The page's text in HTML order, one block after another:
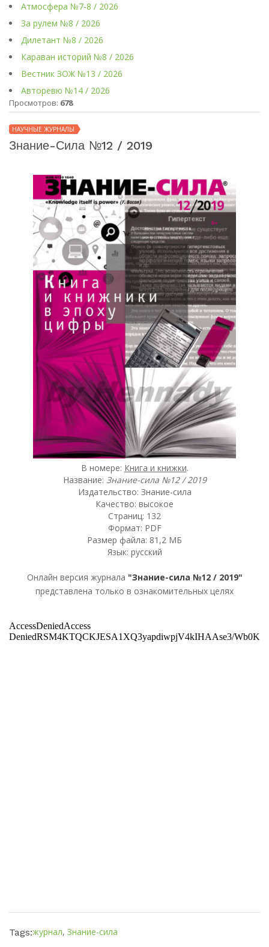
Атмосфера №7-8 / 2026
За рулем №8 / 2026
Дилетант №8 / 2026
Караван историй №8 / 2026
Вестник ЗОЖ №13 / 2026
Авторевю №14 / 2026
Просмотров: 678
НАУЧНЫЕ ЖУРНАЛЫ
Знание-Сила №12 / 2019
В номере: Книга и книжки.
Название: Знание-сила №12 / 2019
Издательство: Знание-сила
Качество: высокое
Страниц: 132
Формат: PDF
Размер файла: 81,2 МБ
Язык: русский
Онлайн версия журнала "Знание-сила №12 / 2019"
представлена только в ознакомительных целях
Tags:журнал, Знание-сила